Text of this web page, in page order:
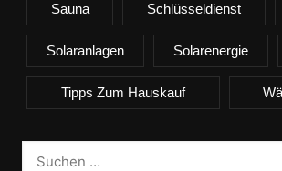
Sauna Schlüsseldienst
Solaranlagen Solarenergie
Tipps Zum Hauskauf